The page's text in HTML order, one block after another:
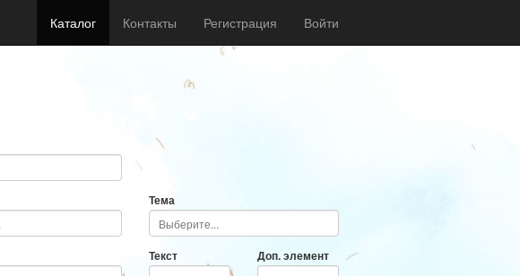
Каталог Контакты Регистрация Войти
Тема
Текст Доп. элемент